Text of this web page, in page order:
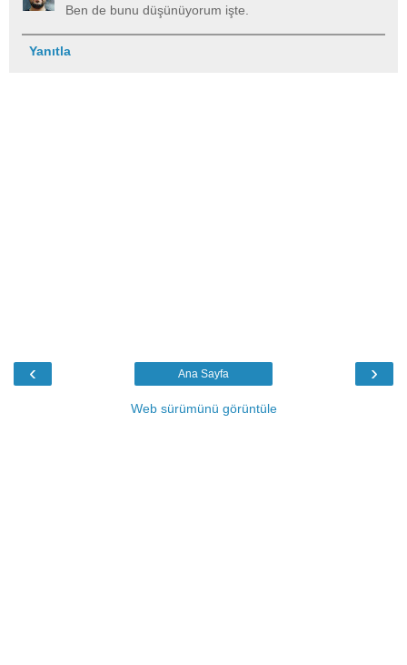
Ben de bunu düşünüyorum işte.
Yanıtla
‹ ›
Ana Sayfa
Web sürümünü görüntüle